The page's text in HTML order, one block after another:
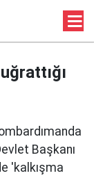
Başkanı
'kalkışma